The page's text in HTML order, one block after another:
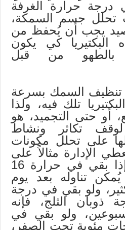
درجة حرارة الغرفة
تحلل جسم السمكة،
يجب أن يُحفظ من
البكتيريا كي يكون
بالطهو من قبل
تنظيف السمك بسرعة
تلك فيه، ولذا
أو حتى التجميد، هو
لوقف تكاثر ونشاط
على تحلل مكونات
الإدارة مثالاً على
سمك القد الذي إذا بقي في حرارة 16
تناوله بعد يوم
ولو بقي في درجة
ذوبان الثلج، فإنه
ولو بقي في
4 درجات مئوية تحت الصفر،